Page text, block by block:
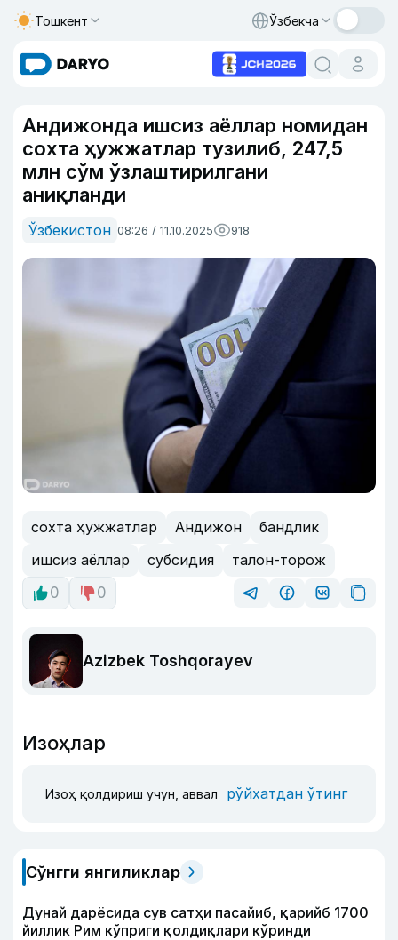
Тошкент Ўзбекча
Андижонда ишсиз аёллар номидан
сохта ҳужжатлар тузилиб, 247,5
млн сўм ўзлаштирилгани
аниқланди
Ўзбекистон 08:26 / 11.10.2025 918
сохта ҳужжатлар Андижон
бандлик
ишсиз аёллар
субсидия
талон-торож
0
0
Azizbek Toshqorayev
Изоҳлар
Изоҳ қолдириш учун, аввал рўйхатдан ўтинг
Сўнгги янгиликлар
Дунай дарёсида сув сатҳи пасайиб, қарийб 1700
йиллик Рим кўприги қолдиқлари кўринди